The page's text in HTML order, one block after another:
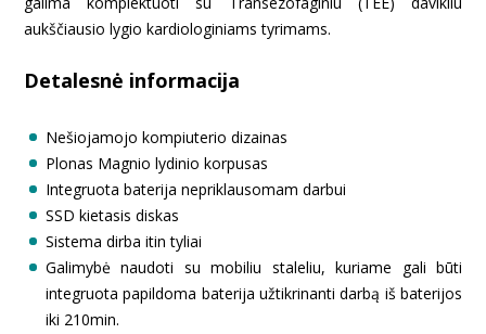
aukščiausio lygio kardiologiniams tyrimams.
Detalesnė informacija
Nešiojamojo kompiuterio dizainas
Plonas Magnio lydinio korpusas
Integruota baterija nepriklausomam darbui
SSD kietasis diskas
Sistema dirba itin tyliai
Galimybė naudoti su mobiliu staleliu, kuriame gali būti
integruota papildoma baterija užtikrinanti darbą iš baterijos
iki 210min.